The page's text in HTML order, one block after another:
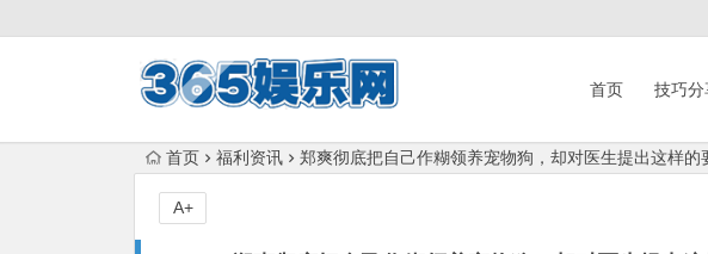
首页 技巧分
首页 福利资讯 郑爽彻底把自己作糊领养宠物狗，却对医生提出这样的
A+